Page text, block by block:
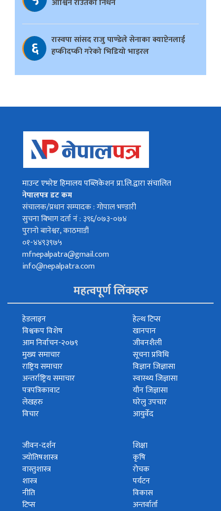
६
रास्वपा सांसद राजु पाण्डेले सेनाका क्याप्टेनलाई
हप्कीदप्की गरेको भिडियो भाइरल
माउन्ट एभरेष्ट हिमालय पब्लिकेशन प्रा.लि.द्वारा संचालित
नेपालपत्र डट कम
संचालक/प्रधान सम्पादक : गोपाल भण्डारी
सुचना बिभाग दर्ता नं : ३९६/०७३-०७४
पुरानो बानेश्वर, काठमाडौं
०१-४४९३९७५
mfnepalpatra@gmail.com
info@nepalpatra.com
महत्वपूर्ण लिंकहरु
हेडलाइन
विश्वकप विशेष
आम निर्वाचन-२०७९
मुख्य समाचार
राष्ट्रिय समाचार
अन्तर्राष्ट्रिय समाचार
पत्रपत्रिकावाट
लेखहरु
विचार
हेल्थ टिप्स
खानपान
जीवनशैली
सूचना प्रविधि
विज्ञान जिज्ञासा
स्वास्थ्य जिज्ञासा
यौन जिज्ञासा
घरेलु उपचार
आयुर्वेद
जीवन-दर्शन
ज्योतिषशास्त्र
वास्तुशास्त्र
शास्त्र
नीति
टिप्स
शिक्षा
कृषि
रोचक
पर्यटन
विकास
अन्तर्वार्ता